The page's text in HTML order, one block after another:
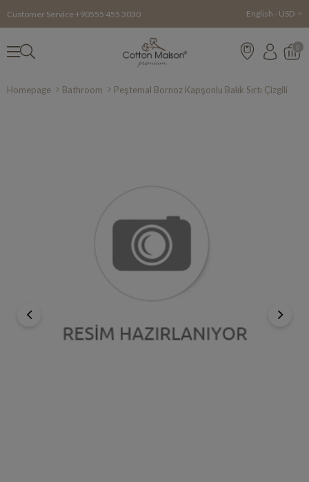
Customer Service +90555 455 3030 English - USD
0
Homepage Bathroom Peştemal Bornoz Kapşonlu Balık Sırtı Çizgili